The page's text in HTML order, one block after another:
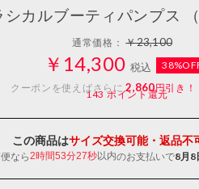
シカルブーティパンプス
通常価格：￥23,100
￥14,300 税込
クーポンを使えばさらに2,860円引き！
143ポイント還元
この商品はサイズ交換可能・返品不
なら2時間53分26秒以内のお支払いで8月8